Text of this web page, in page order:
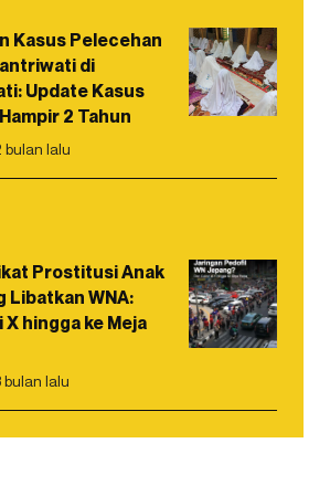
Kasus Pelecehan
di
Update Kasus
2 Tahun
bulan lalu
Prostitusi Anak
Libatkan WNA:
hingga ke Meja
bulan lalu